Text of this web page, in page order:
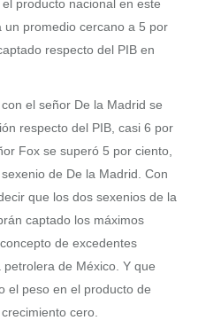
producto nacional en este
un promedio cercano a 5 por
respecto del PIB en
el señor De la Madrid se
respecto del PIB, casi 6 por
Fox se superó 5 por ciento,
de De la Madrid. Con
que los dos sexenios de la
captado los máximos
de excedentes
de México. Y que
el peso en el producto de
cero.